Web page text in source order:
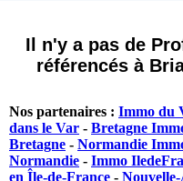
Il n'y a pas de
référencés à
Nos partenaires : Immo du
dans le Var - Bretagne
Bretagne - Normandie
Normandie - Immo
en Île-de-France -